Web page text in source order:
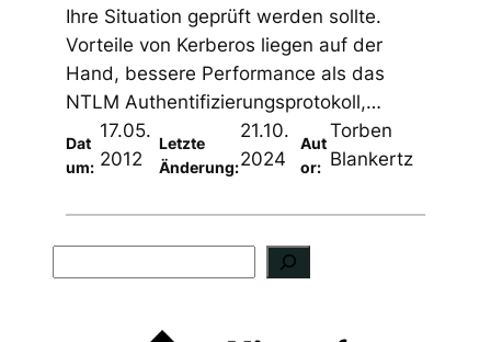
Ihre Situation geprüft werden sollte.
Vorteile von Kerberos liegen auf der
Hand, bessere Performance als das
NTLM Authentifizierungsprotokoll,…
Dat
um:
17.05.
2012
Letzte
Änderung:
21.10.
2024
Aut
or:
Torben
Blankertz